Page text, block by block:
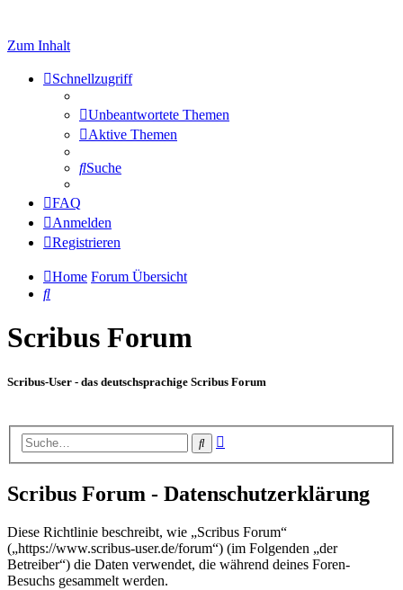
Zum Inhalt
Schnellzugriff
Unbeantwortete Themen
Aktive Themen
Suche
FAQ
Anmelden
Registrieren
Home Forum Übersicht
Suche
Scribus Forum
Scribus-User - das deutschsprachige Scribus Forum
Suche
Scribus Forum - Datenschutzerklärung
Diese Richtlinie beschreibt, wie „Scribus Forum“
(„https://www.scribus-user.de/forum“) (im Folgenden „der
Betreiber“) die Daten verwendet, die während deines Foren-
Besuchs gesammelt werden.